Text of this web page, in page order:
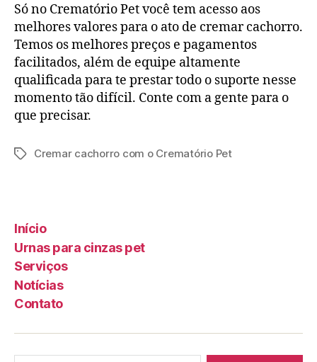
Só no Crematório Pet você tem acesso aos
melhores valores para o ato de cremar cachorro.
Temos os melhores preços e pagamentos
facilitados, além de equipe altamente
qualificada para te prestar todo o suporte nesse
momento tão difícil. Conte com a gente para o
que precisar.
Cremar cachorro com o Crematório Pet
Início
Urnas para cinzas pet
Serviços
Notícias
Contato